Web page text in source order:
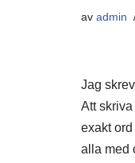
av admin
Jag
Att
exakt
alla med